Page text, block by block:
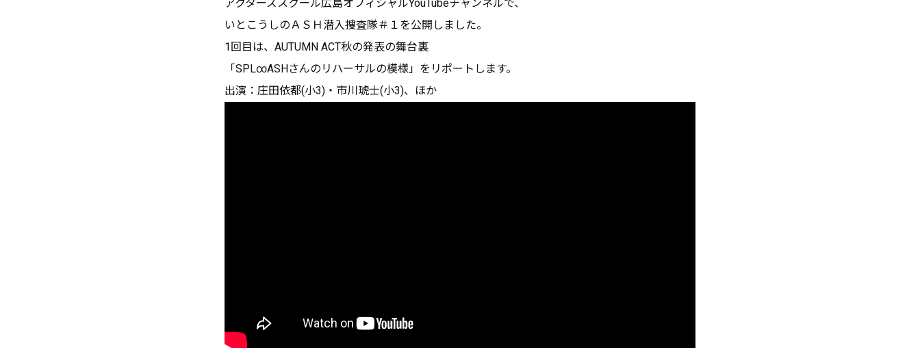
アクターズスクール広島オフィシャルYouTubeチャンネルで、
いとこうしのＡＳＨ潜入捜査隊＃１を公開しました。
1回目は、AUTUMN ACT秋の発表の舞台裏
「SPL∞ASHさんのリハーサルの模様」をリポートします。
出演：庄田依都(小3)・市川琥士(小3)、ほか